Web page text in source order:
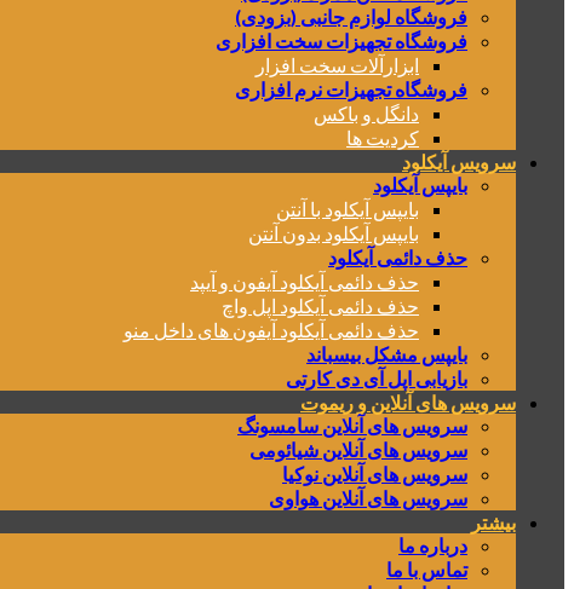
فروشگاه لوازم جانبی (بزودی)
فروشگاه تجهیزات سخت افزاری
ابزارآلات سخت افزار
فروشگاه تجهیزات نرم افزاری
دانگل و باکس
کردیت ها
سرویس آیکلود
بایپس آیکلود
بایپس آیکلود با آنتن
بایپس آیکلود بدون آنتن
حذف دائمی آیکلود
حذف دائمی آیکلود آیفون و آیپد
حذف دائمی آیکلود اپل واچ
حذف دائمی آیکلود آیفون های داخل منو
بایپس مشکل بیسباند
بازیابی اپل آی دی کارتی
سرویس های آنلاین و ریموت
سرویس های آنلاین سامسونگ
سرویس های آنلاین شیائومی
سرویس های آنلاین نوکیا
سرویس های آنلاین هواوی
بیشتر
درباره ما
تماس با ما